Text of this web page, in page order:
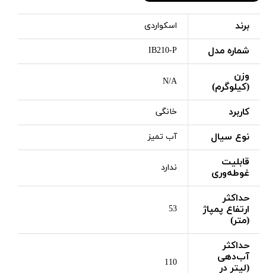
برند اسکواردی
شماره مدل IB210-P
وزن
(کیلوگرم)
N/A
کاربرد خانگی
نوع سیال آب تمیز
قابلیت
غوطه‌وری
ندارد
حداکثر
ارتفاع پمپاژ
(متر)
53
حداکثر
آب‌دهی
(لیتر در
110